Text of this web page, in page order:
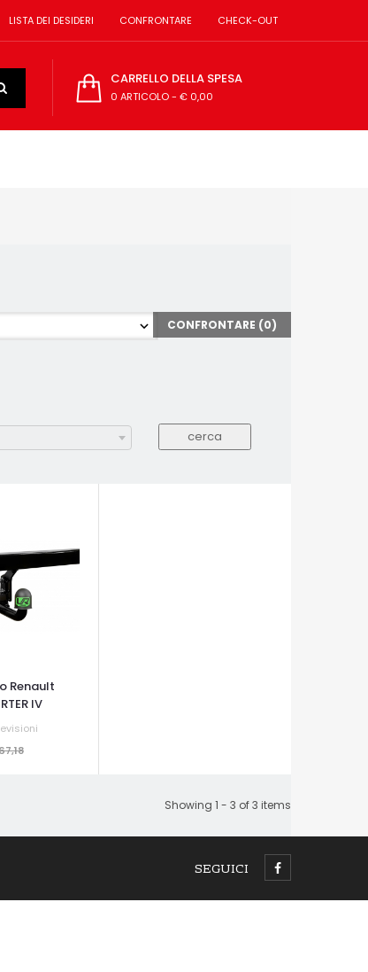
LISTA DEI DESIDERI CONFRONTARE CHECK-OUT
CARRELLO DELLA SPESA
0 ARTICOLO- € 0,00
CONFRONTARE (0)
Renault
IV
Showing 1 - 3 of 3 items
SEGUICI